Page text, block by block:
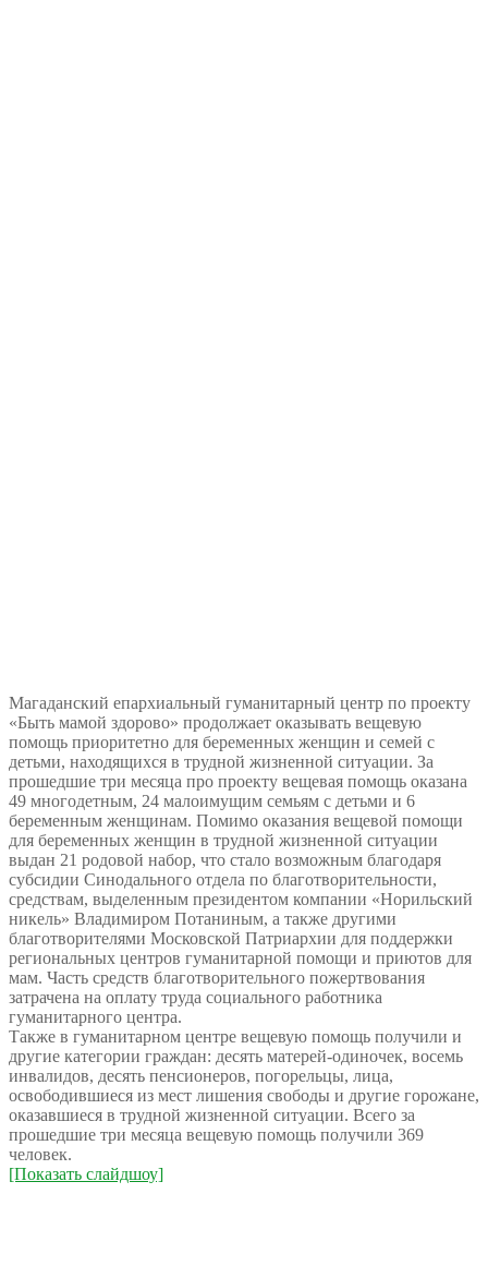
Магаданский епархиальный гуманитарный центр по проекту
«Быть мамой здорово» продолжает оказывать вещевую
помощь приоритетно для беременных женщин и семей с
детьми, находящихся в трудной жизненной ситуации. За
прошедшие три месяца про проекту вещевая помощь оказана
49 многодетным, 24 малоимущим семьям с детьми и 6
беременным женщинам. Помимо оказания вещевой помощи
для беременных женщин в трудной жизненной ситуации
выдан 21 родовой набор, что стало возможным благодаря
субсидии Синодального отдела по благотворительности,
средствам, выделенным президентом компании «Норильский
никель» Владимиром Потаниным, а также другими
благотворителями Московской Патриархии для поддержки
региональных центров гуманитарной помощи и приютов для
мам. Часть средств благотворительного пожертвования
затрачена на оплату труда социального работника
гуманитарного центра.
Также в гуманитарном центре вещевую помощь получили и
другие категории граждан: десять матерей-одиночек, восемь
инвалидов, десять пенсионеров, погорельцы, лица,
освободившиеся из мест лишения свободы и другие горожане,
оказавшиеся в трудной жизненной ситуации. Всего за
прошедшие три месяца вещевую помощь получили 369
человек.
[Показать слайдшоу]